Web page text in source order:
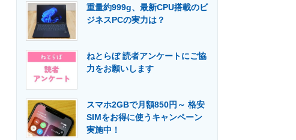
重量約999g、最新CPU搭載のビ
ジネスPCの実力は？
ねとらぼ 読者アンケートにご協
力をお願いします
スマホ2GBで月額850円～ 格安
SIMをお得に使うキャンペーン
実施中！